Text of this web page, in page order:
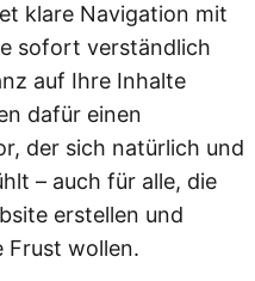
klare Navigation mit
sofort verständlich
auf Ihre Inhalte
dafür einen
der sich natürlich und
– auch für alle, die
erstellen und
Frust wollen.